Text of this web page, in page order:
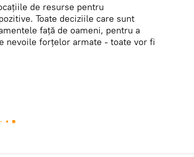
de resurse pentru
Toate deciziile care sunt
față de oameni, pentru a
nevoile forțelor armate - toate vor fi